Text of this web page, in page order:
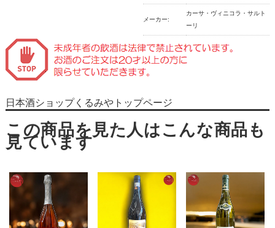
メーカー:
カーサ・ヴィニコラ・サルト
ーリ
日本酒ショップくるみやトップページ